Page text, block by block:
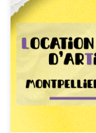
Annonce
d’artiste /
local de 48
de l’Université
Montpellier,
en rez-de-